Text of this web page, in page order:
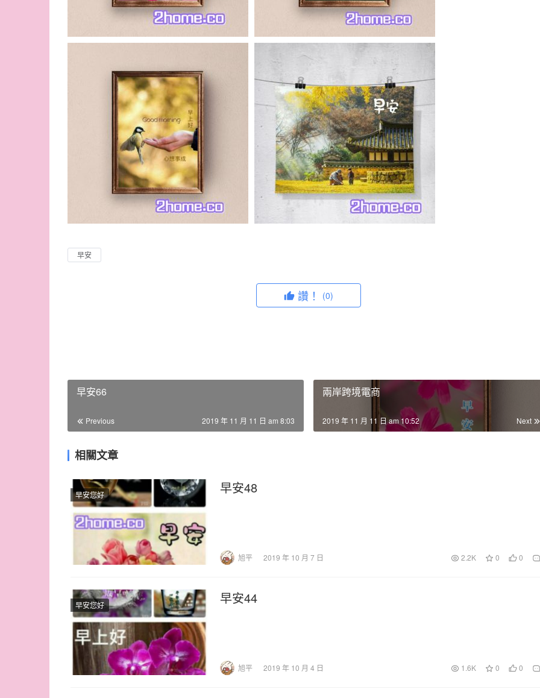
早安
讚！ (0)
早安66
Previous 2019 年 11 月 11 日 am 8:03
兩岸跨境電商
Next
2019 年 11 月 11 日 am 10:52
相關文章
早安您好 早安48
旭平 2019 年 10 月 7 日 2.2K 0 0
早安您好 早安44
旭平 2019 年 10 月 4 日 1.6K 0 0